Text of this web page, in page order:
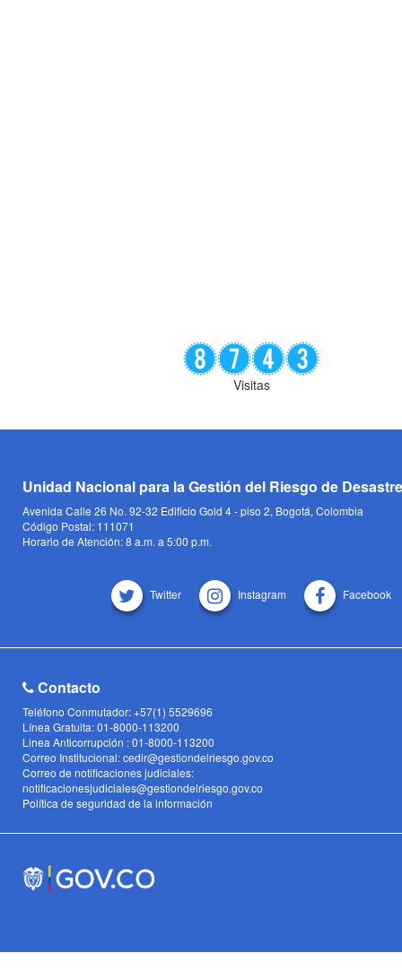
Visitas
Unidad Nacional para la Gestión del Riesgo de
Avenida Calle 26 No. 92-32 Edificio Gold 4 - piso 2, Bogotá, Colombia
Código Postal: 111071
Horario de Atención: 8 a.m. a 5:00 p.m.
Twitter Instagram Facebook
Contacto
Teléfono Conmutador: +57(1) 5529696
Línea Gratuita: 01-8000-113200
Linea Anticorrupción : 01-8000-113200
Correo Institucional: cedir@gestiondelriesgo.gov.co
Correo de notificaciones judiciales:
notificacionesjudiciales@gestiondelriesgo.gov.co
Política de seguridad de la información